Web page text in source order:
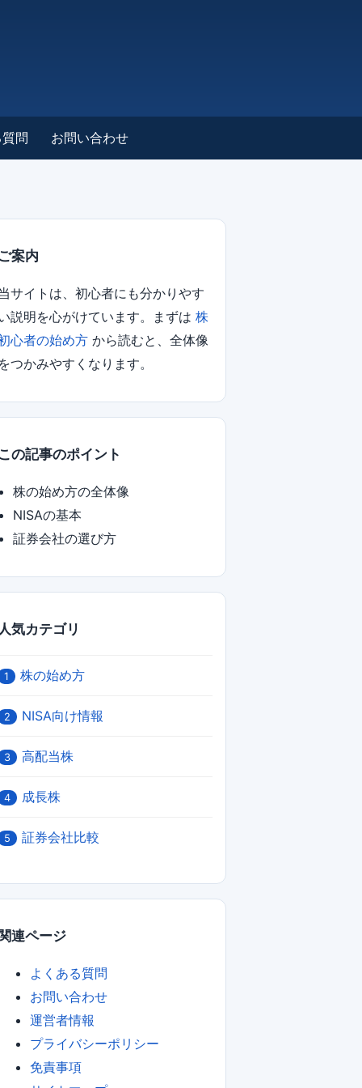
問 お問い合わせ
ご案内
サイトは、初心者にも分かりやす
説明を心がけています。まずは 株
心者の始め方 から読むと、全体像
をつかみやすくなります。
この記事のポイント
株の始め方の全体像
NISAの基本
証券会社の選び方
人気カテゴリ
1 株の始め方
2 NISA向け情報
3 高配当株
4 成長株
5 証券会社比較
関連ページ
よくある質問
お問い合わせ
運営者情報
プライバシーポリシー
免責事項